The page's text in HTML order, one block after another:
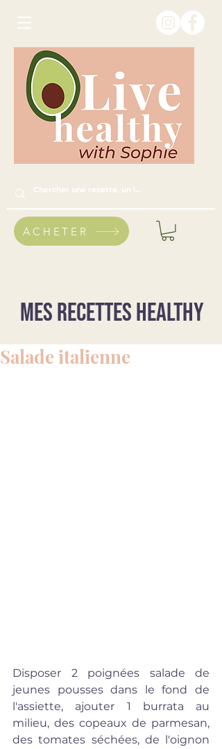
ACHETER
Mes recettes healthy
Salade italienne
Disposer 2 poignées salade de
jeunes pousses dans le fond de
l'assiette, ajouter 1 burrata au
milieu, des copeaux de parmesan,
des tomates séchées, de l'oignon